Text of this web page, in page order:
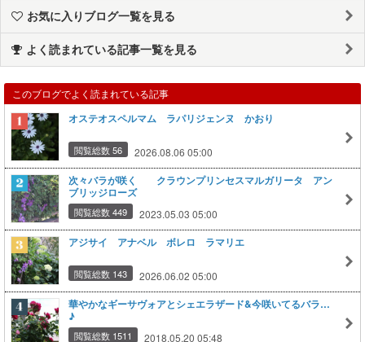
お気に入りブログ一覧を見る
よく読まれている記事一覧を見る
このブログでよく読まれている記事
オステオスペルマム ラパリジェンヌ かおり
閲覧総数 56 2026.08.06 05:00
次々バラが咲く クラウンプリンセスマルガリータ アン
ブリッジローズ
閲覧総数 449 2023.05.03 05:00
アジサイ アナベル ボレロ ラマリエ
閲覧総数 143 2026.06.02 05:00
華やかなギーサヴォアとシェエラザード&今咲いてるバラ…
♪
閲覧総数 1511 2018.05.20 05:48